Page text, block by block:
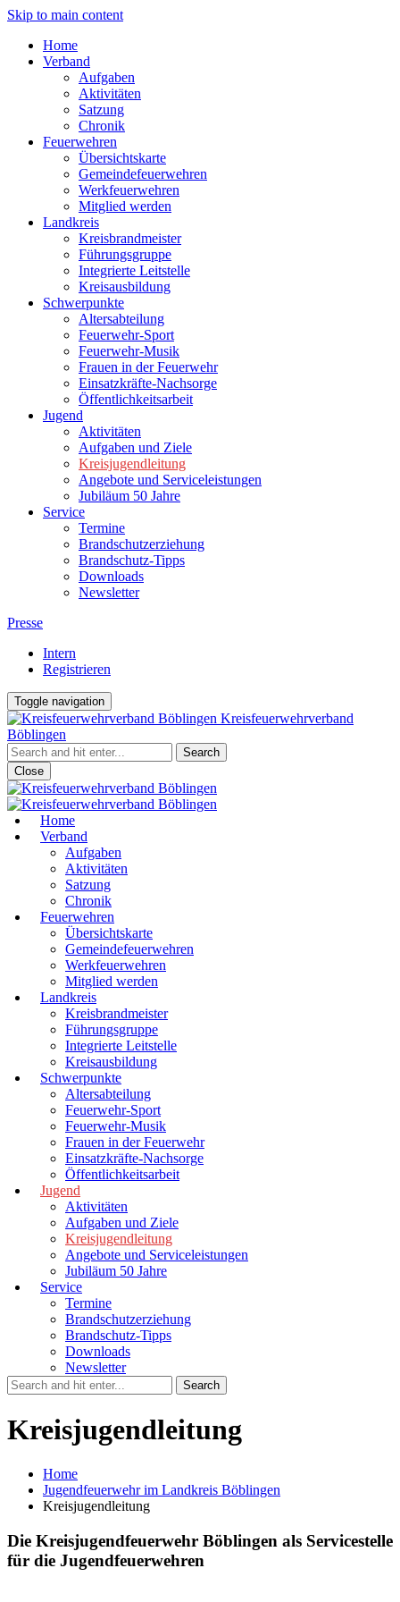
Skip to main content
Home
Verband
Aufgaben
Aktivitäten
Satzung
Chronik
Feuerwehren
Übersichtskarte
Gemeindefeuerwehren
Werkfeuerwehren
Mitglied werden
Landkreis
Kreisbrandmeister
Führungsgruppe
Integrierte Leitstelle
Kreisausbildung
Schwerpunkte
Altersabteilung
Feuerwehr-Sport
Feuerwehr-Musik
Frauen in der Feuerwehr
Einsatzkräfte-Nachsorge
Öffentlichkeitsarbeit
Jugend
Aktivitäten
Aufgaben und Ziele
Kreisjugendleitung
Angebote und Serviceleistungen
Jubiläum 50 Jahre
Service
Termine
Brandschutzerziehung
Brandschutz-Tipps
Downloads
Newsletter
Presse
Intern
Registrieren
Toggle navigation
Kreisfeuerwehrverband
Böblingen
Close
Home
Verband
Aufgaben
Aktivitäten
Satzung
Chronik
Feuerwehren
Übersichtskarte
Gemeindefeuerwehren
Werkfeuerwehren
Mitglied werden
Landkreis
Kreisbrandmeister
Führungsgruppe
Integrierte Leitstelle
Kreisausbildung
Schwerpunkte
Altersabteilung
Feuerwehr-Sport
Feuerwehr-Musik
Frauen in der Feuerwehr
Einsatzkräfte-Nachsorge
Öffentlichkeitsarbeit
Jugend
Aktivitäten
Aufgaben und Ziele
Kreisjugendleitung
Angebote und Serviceleistungen
Jubiläum 50 Jahre
Service
Termine
Brandschutzerziehung
Brandschutz-Tipps
Downloads
Newsletter
Kreisjugendleitung
Home
Jugendfeuerwehr im Landkreis Böblingen
Kreisjugendleitung
Die Kreisjugendfeuerwehr Böblingen als Servicestelle
für die Jugendfeuerwehren